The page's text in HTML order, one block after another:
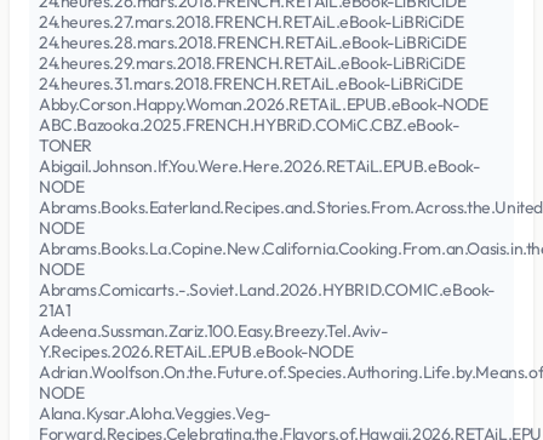
24.heures.27.mars.2018.FRENCH.RETAiL.eBook-LiBRiCiDE
24.heures.28.mars.2018.FRENCH.RETAiL.eBook-LiBRiCiDE
24.heures.29.mars.2018.FRENCH.RETAiL.eBook-LiBRiCiDE
24.heures.31.mars.2018.FRENCH.RETAiL.eBook-LiBRiCiDE
Abby.Corson.Happy.Woman.2026.RETAiL.EPUB.eBook-NODE
ABC.Bazooka.2025.FRENCH.HYBRiD.COMiC.CBZ.eBook-
TONER
Abigail.Johnson.If.You.Were.Here.2026.RETAiL.EPUB.eBook-
NODE
NODE
NODE
Abrams.Comicarts.-.Soviet.Land.2026.HYBRID.COMIC.eBook-
21A1
Adeena.Sussman.Zariz.100.Easy.Breezy.Tel.Aviv-
Y.Recipes.2026.RETAiL.EPUB.eBook-NODE
NODE
Alana.Kysar.Aloha.Veggies.Veg-